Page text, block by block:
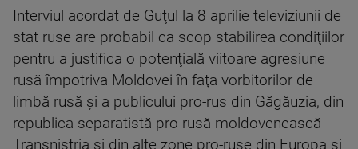
Interviul acordat de Guţul la 8 aprilie televiziunii de
stat ruse are probabil ca scop stabilirea condiţiilor
pentru a justifica o potenţială viitoare agresiune
rusă împotriva Moldovei în faţa vorbitorilor de
limbă rusă şi a publicului pro-rus din Găgăuzia, din
republica separatistă pro-rusă moldovenească
Transnistria şi din alte zone pro-ruse din Europa şi